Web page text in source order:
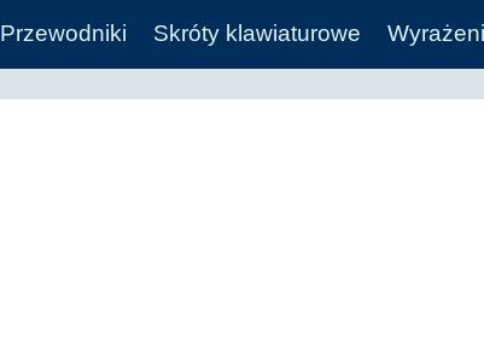
Przewodniki Skróty klawiaturowe